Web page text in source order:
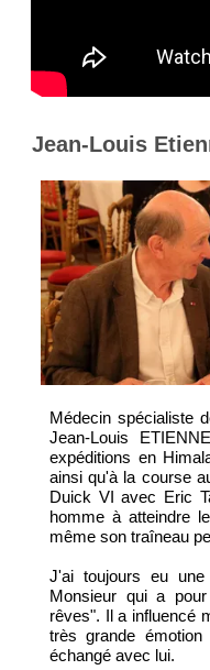
Jean-Louis
Médecin spécialiste
Jean-Louis
expéditions en
ainsi qu'à la course
Duick VI avec Eric
homme à atteindre
même son traîneau
J'ai toujours eu
Monsieur qui a
rêves". Il a influencé
très grande
échangé avec lui.